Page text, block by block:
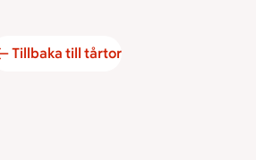
Tillbaka till tårtor